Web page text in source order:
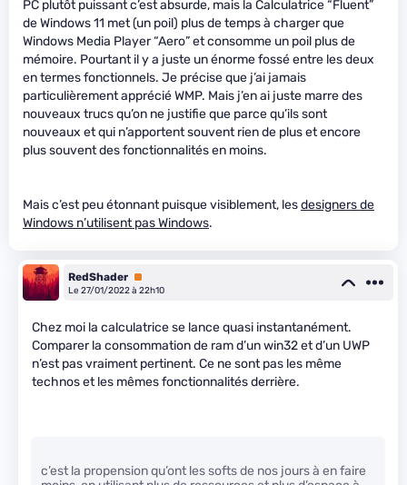
PC plutôt puissant c’est absurde, mais la Calculatrice “Fluent”
de Windows 11 met (un poil) plus de temps à charger que
Windows Media Player “Aero” et consomme un poil plus de
mémoire. Pourtant il y a juste un énorme fossé entre les deux
en termes fonctionnels. Je précise que j’ai jamais
particulièrement apprécié WMP. Mais j’en ai juste marre des
nouveaux trucs qu’on ne justifie que parce qu’ils sont
nouveaux et qui n’apportent souvent rien de plus et encore
plus souvent des fonctionnalités en moins.
Mais c’est peu étonnant puisque visiblement, lesdesigners de
Windows n’utilisent pas Windows.
RedShader Premium
Le 27/01/2022 à 22h10
Chez moi la calculatrice se lance quasi instantanément.
Comparer la consommation de ram d’un win32 et d’un UWP
n’est pas vraiment pertinent. Ce ne sont pas les même
technos et les mêmes fonctionnalités derrière.
c’est la propension qu’ont les softs de nos jours à en faire